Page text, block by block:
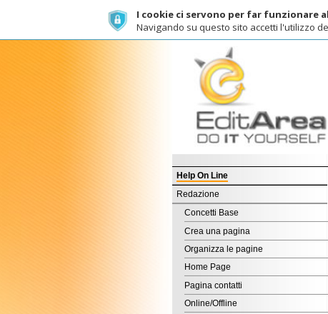
I cookie ci servono per far funzionare al
Navigando su questo sito accetti l'utilizzo dei
Redazione
Concetti Base
Crea una pagina
Organizza le pagine
Home Page
Pagina contatti
Online/Offline
Blocchi (testi e foto)
Immagini